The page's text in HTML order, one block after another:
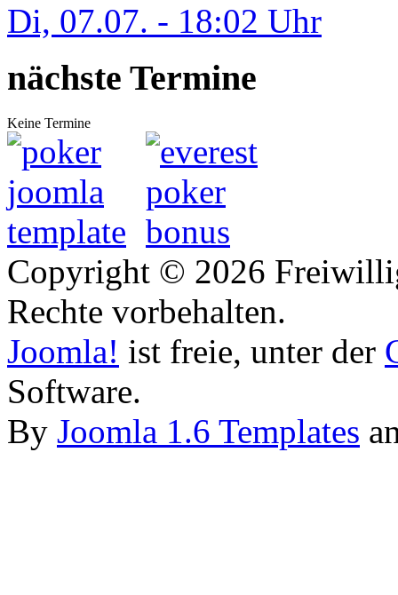
Di, 07.07. - 18:02 Uhr
nächste Termine
Keine Termine
Copyright © 2026
Rechte vorbehalten.
Joomla! ist freie, unter der
Software.
By Joomla 1.6 Templates